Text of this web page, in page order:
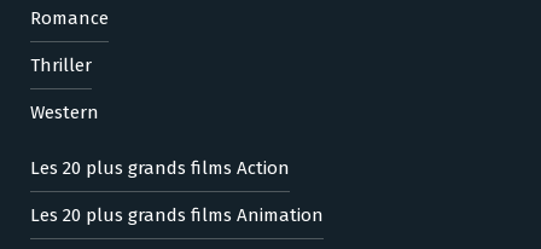
Romance
Thriller
Western
Les 20 plus grands films Action
Les 20 plus grands films Animation